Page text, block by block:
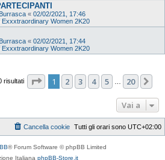
« 02/02/2021, 17:46
Women 2K20
« 02/02/2021, 17:44
Women 2K20
risultati Pagina di 20
1 2 3 4 5 20
Vai a
Tutti gli orari sono UTC+02:00
Cancella cookie
® Forum Software © phpBB Limited
Italiana phpBB-Store.it